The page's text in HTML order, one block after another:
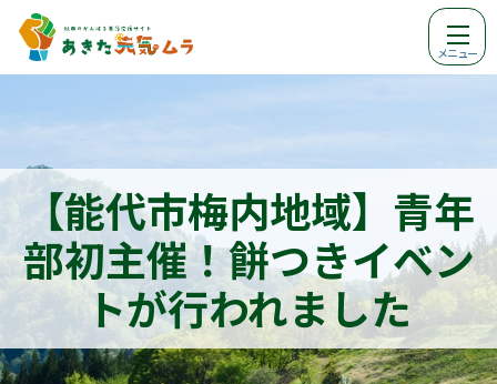
メニュー
【能代市梅内地域】青年
部初主催！餅つきイベン
トが行われました